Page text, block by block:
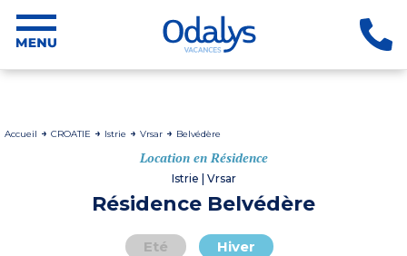
Accueil CROATIE Istrie Vrsar Belvédère
Location en Résidence
Istrie | Vrsar
Résidence Belvédère
Eté Hiver